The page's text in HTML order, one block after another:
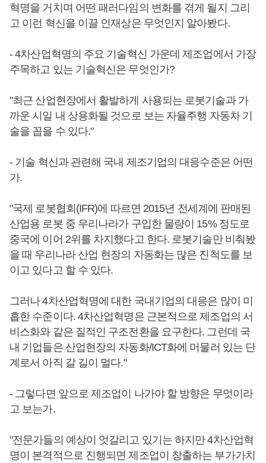
혁명을 거치며 어떤 패러다임의 변화를 겪게 될지 그리
고 이런 혁신을 이끌 인재상은 무엇인지 알아봤다.
- 4차산업혁명의 주요 기술혁신 가운데 제조업에서 가장
주목하고 있는 기술혁신은 무엇인가?
"최근 산업현장에서 활발하게 사용되는 로봇기술과 가
까운 시일 내 상용화될 것으로 보는 자율주행 자동차 기
술을 꼽을 수 있다."
- 기술 혁신과 관련해 국내 제조기업의 대응수준은 어떤
가.
"국제 로봇협회(IFR)에 따르면 2015년 전세계에 판매된
산업용 로봇 중 우리나라가 구입한 물량이 15% 정도로
중국에 이어 2위를 차지했다고 한다. 로봇기술만 비춰봤
을 때 우리나라 산업 현장의 자동화는 많은 진척도를 보
이고 있다고 할 수 있다.
그러나 4차산업혁명에 대한 국내기업의 대응은 많이 미
흡한 수준이다. 4차산업혁명은 근본적으로 제조업의 서
비스화와 같은 질적인 구조전환을 요구한다. 그런데 국
내 기업들은 산업현장의 자동화/ICT화에 머물러 있는 단
계로서 아직 갈 길이 멀다."
- 그렇다면 앞으로 제조업이 나가야 할 방향은 무엇이라
고 보는가.
"전문가들의 예상이 엇갈리고 있기는 하지만 4차산업혁
명이 본격적으로 진행되면 제조업이 창출하는 부가가치